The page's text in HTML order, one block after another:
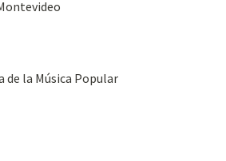
de la Música Popular